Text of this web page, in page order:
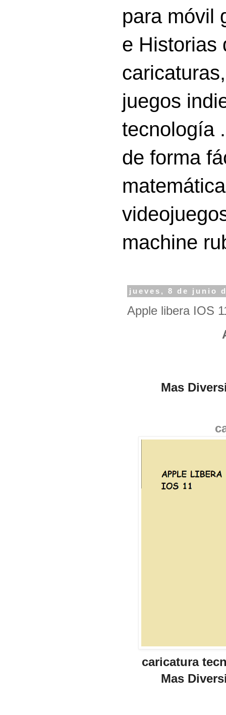
para móvil
e Historias
juegos
tecnología
de forma
machine
jueves, 8 de junio
Apple libera IOS
Mas
caricatura
Mas